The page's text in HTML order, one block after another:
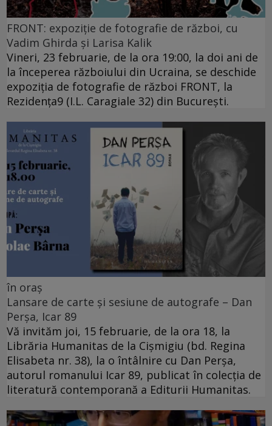
FRONT: expoziție de fotografie de război, cu
Vadim Ghirda și Larisa Kalik
Vineri, 23 februarie, de la ora 19:00, la doi ani de
la începerea războiului din Ucraina, se deschide
expoziția de fotografie de război FRONT, la
Rezidența9 (I.L. Caragiale 32) din București.
în oraș
Lansare de carte și sesiune de autografe – Dan
Perșa, Icar 89
Vă invităm joi, 15 februarie, de la ora 18, la
Librăria Humanitas de la Cişmigiu (bd. Regina
Elisabeta nr. 38), la o întâlnire cu Dan Perșa,
autorul romanului Icar 89, publicat în colecția de
literatură contemporană a Editurii Humanitas.